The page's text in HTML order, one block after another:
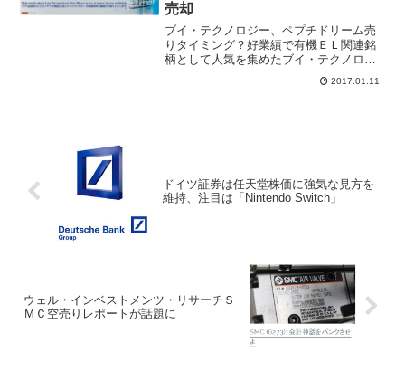
売却
ブイ・テクノロジー、ペプチドリーム売
りタイミング？好業績で有機ＥＬ関連銘
柄として人気を集めたブイ・テクノロジ
ー(7717)が続落、日足チャートは高値圏
で大陰線を描き短期線５日移動平均線を
2017.01.11
ドイツ証券は任天堂株価に強気な見方を
維持、注目は「Nintendo Switch」
ウェル・インベストメンツ・リサーチＳ
ＭＣ空売りレポートが話題に